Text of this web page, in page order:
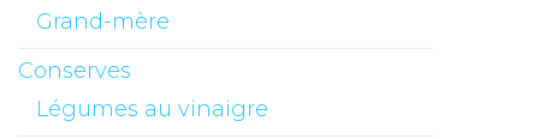
Grand-mère
Conserves
Légumes au vinaigre